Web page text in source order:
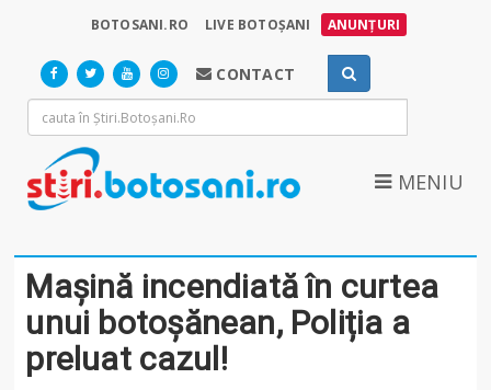
BOTOSANI.RO LIVE BOTOȘANI ANUNȚURI
CONTACT
MENIU
Mașină incendiată în curtea
unui botoșănean, Poliția a
preluat cazul!